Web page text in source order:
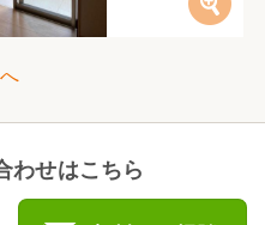
わせはこちら